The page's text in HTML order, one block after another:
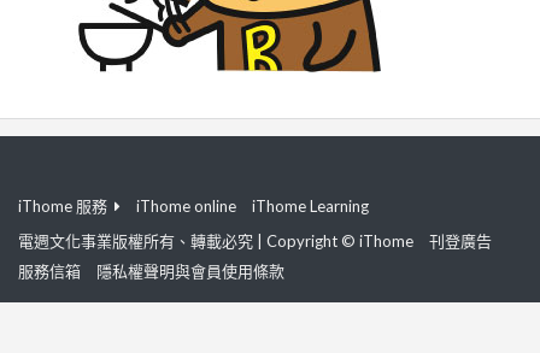
iThome 服務 iThome online
iThome Learning
電週文化事業版權所有、轉載必究 | Copyright © iThome
刊登廣告
服務信箱
隱私權聲明與會員使用條款